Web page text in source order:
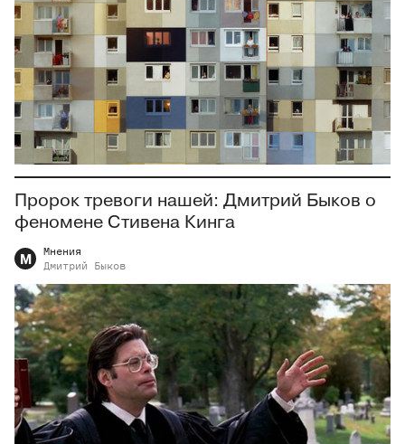
Пророк тревоги нашей: Дмитрий Быков о
феномене Стивена Кинга
М
Мнения
Дмитрий
Быков